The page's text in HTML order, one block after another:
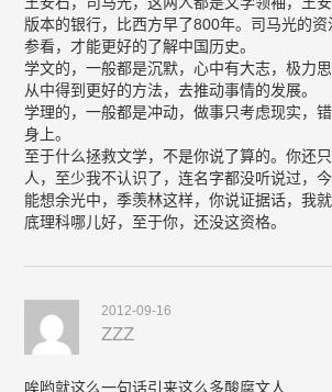
版本的银行，比西方早了800年。司马光的
参看，才能更好的了解中国历史。
学文的，一般都是沉默，心中有大志，极力思
从中得到更好的方法，去推动事情的发展。
学理的，一般都是冲动，做事只考虑现实，
身上。
至于什么拯救文学，不是你说了算的。你还
人，至少我不认识了，连名字都没听说过，
能想余光中，季羡林这样，你说证据话，我
底理科哪儿好，至于你，还没这资格。
2012-09-16
ZZZ
唉哟就这么一句话引来这么多酸腐文人